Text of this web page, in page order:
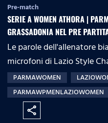
Pre-match
SERIE A WOMEN ATHORA |
GRASSADONIA NEL PRE
Le parole dell'allenatore
microfoni di Lazio Style
PARMAWOMEN
PARMAWPMENLAZIOWOMEN
share